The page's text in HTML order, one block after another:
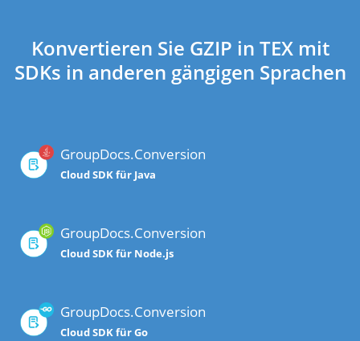
Konvertieren Sie GZIP in TEX mit
SDKs in anderen gängigen Sprachen
GroupDocs.Conversion
Cloud SDK für Java
GroupDocs.Conversion
Cloud SDK für Node.js
GroupDocs.Conversion
Cloud SDK für Go